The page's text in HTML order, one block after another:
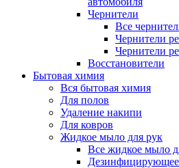
Чернители
Все
Чернители
Чернители
Восстановители
Бытовая химия
Вся бытовая химия
Для полов
Удаление накипи
Для ковров
Жидкое мыло для рук
Все жидкое мыло
Дезинфицирующее